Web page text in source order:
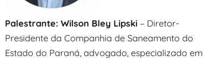
Palestrante: Wilson Bley Lipski – Diretor-
Presidente da Companhia de Saneamento do
Estado do Paraná, advogado, especializado em